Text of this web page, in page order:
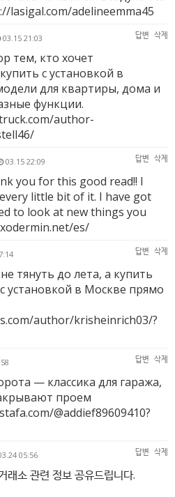
lasigal.com/adelineemma45
03.15 21:03 답변 삭제
тем, кто хочет
с установкой в
для квартиры, дома и
функции.
author-
03.15 22:09 답변 삭제
you for this good read!! I
little bit of it. I have got
to look at new things you
es/
답변 삭제
тянуть до лета, а купить
установкой в Москве прямо
author/krisheinrich03/?
답변 삭제
— классика для гаража,
проем
@addief89609410?
05:56 답변 삭제
래소 관련 정보 공유드립니다.